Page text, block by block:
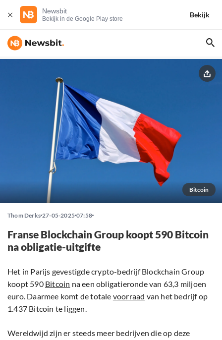
Newsbit
Bekijk in de Google Play store
Bekijk
Bitcoin
Thom Derks 27-05-2025 07:58
Franse Blockchain Group koopt 590 Bitcoin
na obligatie-uitgifte
Het in Parijs gevestigde crypto-bedrijf Blockchain Group
koopt 590 Bitcoin na een obligatieronde van 63,3 miljoen
euro. Daarmee komt de totale voorraad van het bedrijf op
1.437 Bitcoin te liggen.
Wereldwijd zijn er steeds meer bedrijven die op deze